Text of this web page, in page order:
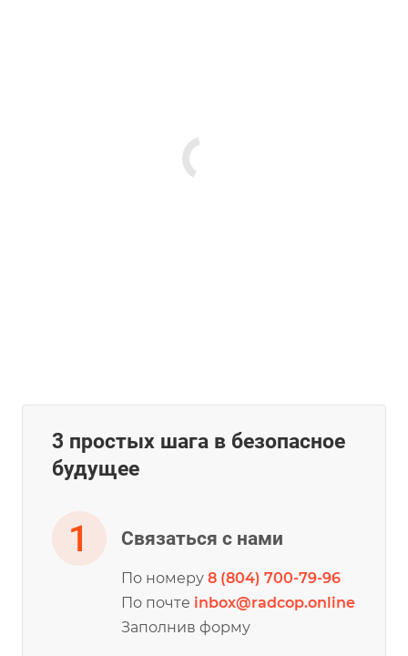
3 простых шага в безопасное
будущее
Связаться с нами
По номеру 8 (804) 700-79-96
По почте inbox@radcop.online
Заполнив форму